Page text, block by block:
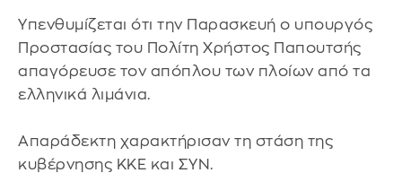
Υπενθυμίζεται ότι την Παρασκευή ο υπουργός
Προστασίας του Πολίτη Χρήστος Παπουτσής
απαγόρευσε τον απόπλου των πλοίων από τα
ελληνικά λιμάνια.
Απαράδεκτη χαρακτήρισαν τη στάση της
κυβέρνησης ΚΚΕ και ΣΥΝ.